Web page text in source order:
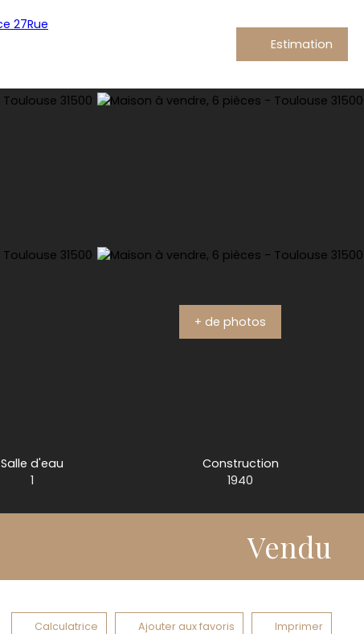
Estimation
+ de photos
Salle d'eau
1
Construction
1940
Vendu
Calculatrice Ajouter aux favoris Imprimer